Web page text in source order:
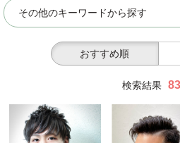
その他のキーワードから探す
おすすめ順
検索結果 83